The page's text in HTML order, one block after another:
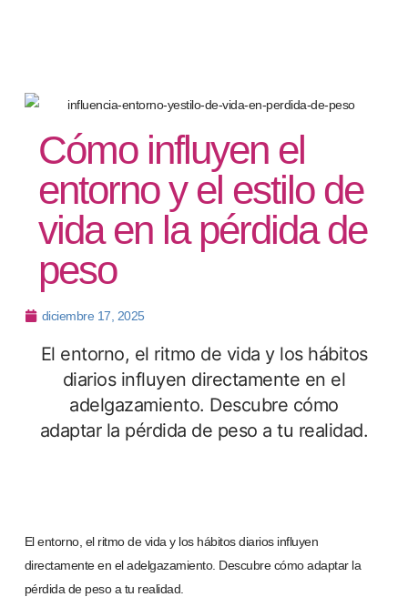
Cómo influyen el
entorno y el estilo de
vida en la pérdida de
peso
diciembre 17, 2025
El entorno, el ritmo de vida y los hábitos
diarios influyen directamente en el
adelgazamiento. Descubre cómo
adaptar la pérdida de peso a tu realidad.
El entorno, el ritmo de vida y los hábitos diarios influyen
directamente en el adelgazamiento. Descubre cómo adaptar la
pérdida de peso a tu realidad.